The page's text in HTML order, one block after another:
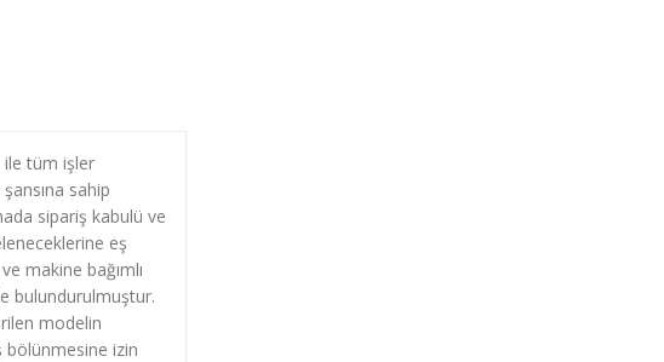
ile tüm işler
sahip
sipariş kabulü ve
eş
makine bağımlı
bulundurulmuştur.
modelin
bölünmesine izin